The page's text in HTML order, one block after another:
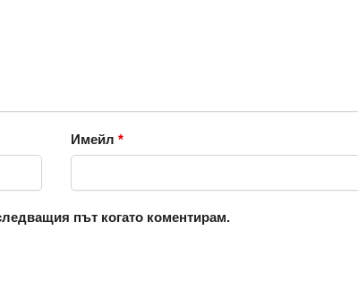
Имейл *
път когато коментирам.